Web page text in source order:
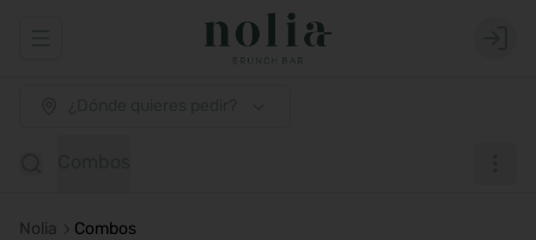
Abrir menu de navegación
Nolia Combos